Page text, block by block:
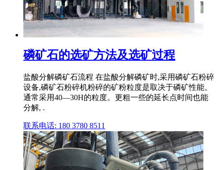
磷矿石的选矿方法及选矿过程
盐酸分解磷矿石流程 在盐酸分解磷矿时,采用磷矿石粉碎
设备,磷矿石粉碎机粉碎的矿粉粒度是取决于磷矿性能。
通常采用40―30H的粒度。更粗一些的延长点时间也能
分解, .
联系电话: 180 3780 8511